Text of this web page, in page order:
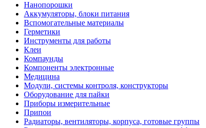
Нанопорошки
Аккумуляторы, блоки питания
Вспомогательные материалы
Герметики
Инструменты для работы
Клеи
Компаунды
Компоненты электронные
Медицина
Модули, системы контроля, конструкторы
Оборудование для пайки
Приборы измерительные
Припои
Радиаторы, вентиляторы, корпуса, готовые группы